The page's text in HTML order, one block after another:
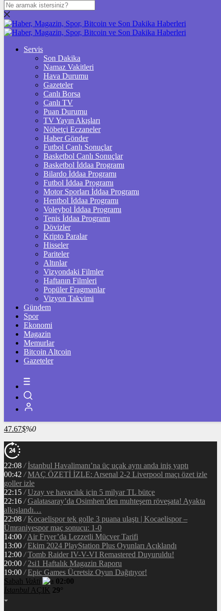
DOLAR
47,7436$% 0.18
% 0.32
STERLİN
% 0.38
GRAM ALTIN
%2,59
ÇEYREK ALTIN
10.903,00%2,54
TAM ALTIN
43.427,00%2,54
%2,39
%-0,14
฿%0.2
LİTECOİN
2186.52Ł%-0.3
ETHEREUM
91735 Ξ%0.2
RİPPLE
49.89
%1.9
TETHER
47.67$%0
Servis
Son Dakika
Namaz Vakitleri
Hava Durumu
Gazeteler
Canlı Borsa
Canlı TV
Puan Durumu
TV Yayın Akışları
Nöbetçi Eczaneler
Haber Gönder
Futbol Canlı Sonuçlar
Basketbol Canlı Sonuçlar
Basketbol İddaa Programı
Bilardo İddaa Programı
Futbol İddaa Programı
Motor Sporları İddaa Programı
Hentbol İddaa Programı
Voleybol İddaa Programı
Tenis İddaa Programı
Dövizler
Kripto Paralar
Hisseler
Pariteler
Altınlar
Vizyondaki Filmler
Haftanın Filmleri
Popüler Fragmanlar
Vizyon Takvimi
Gündem
Spor
Ekonomi
Magazin
Memurlar
Bitcoin Altcoin
Gazeteler
22:08 / İstanbul Havalimanı’na üç uçak aynı anda iniş yaptı
00:42 / MAÇ ÖZETİ İZLE: Arsenal 2-2 Liverpool maçı özet izle
goller izle
22:15 / Uzay ve havacılık için 5 milyar TL bütçe
22:16 / Galatasaray’da Osimhen’den muhteşem röveşata! Ayakta
alkışlandı…
22:08 / Kocaelispor tek golle 3 puana ulaştı | Kocaelispor –
Ümraniyespor maç sonucu: 1-0
14:00 / Air Fryer’da Lezzetli Mücver Tarifi
13:00 / Ekim 2024 PlayStation Plus Oyunları Açıklandı
12:00 / Tomb Raider IV-V-VI Remastered Duyuruldu!
20:00 / 2si1 Haftalık Magazin Raporu
19:00 / Epic Games Ücretsiz Oyun Dağıtıyor!
Sabah Vakti
02:00
İstanbul AÇIK 29°